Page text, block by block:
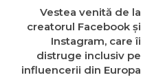
Vestea venită de la
creatorul Facebook şi
Instagram, care îi
distruge inclusiv pe
influencerii din Europa